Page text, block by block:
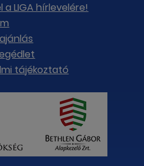
a LIGA hírlevelére!
tájékoztató